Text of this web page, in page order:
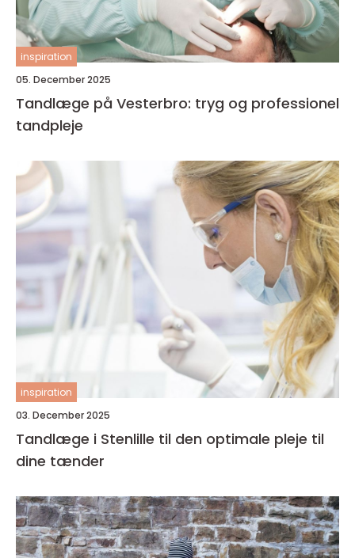
inspiration
05. December 2025
Tandlæge på Vesterbro: tryg og professionel
tandpleje
inspiration
03. December 2025
Tandlæge i Stenlille til den optimale pleje til
dine tænder